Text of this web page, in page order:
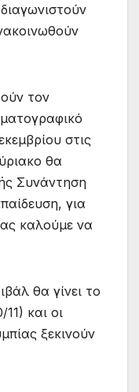
τον
στις
θα
Συνάντηση
για
καλούμε να
θα γίνει το
και οι
ξεκινούν